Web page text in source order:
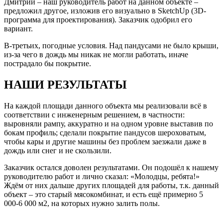
Дмитрий – наш руководитель работ на данном объекте –
предложил другое, изложив его визуально в SketchUp (3D-
программа для проектирования). Заказчик одобрил его
вариант.
В-третьих, погодные условия. Над пандусами не было крыши,
из-за чего в дождь мы никак не могли работать, иначе
пострадало бы покрытие.
НАШИ РЕЗУЛЬТАТЫ
На каждой площади данного объекта мы реализовали всё в
соответствии с инженерным решением, в частности:
выровняли рампу, аккуратно и на одном уровне выставив по
бокам профиль; сделали покрытие пандусов шероховатым,
чтобы кары и другие машины без проблем заезжали даже в
дождь или снег и не скользили.
Заказчик остался доволен результатами. Он подошёл к нашему
руководителю работ и лично сказал: «Молодцы, ребята!»
Ждём от них дальше других площадей для работы, т.к. данный
объект – это старый мясокомбинат, и есть ещё примерно 5
000-6 000 м2, на которых нужно залить полы.